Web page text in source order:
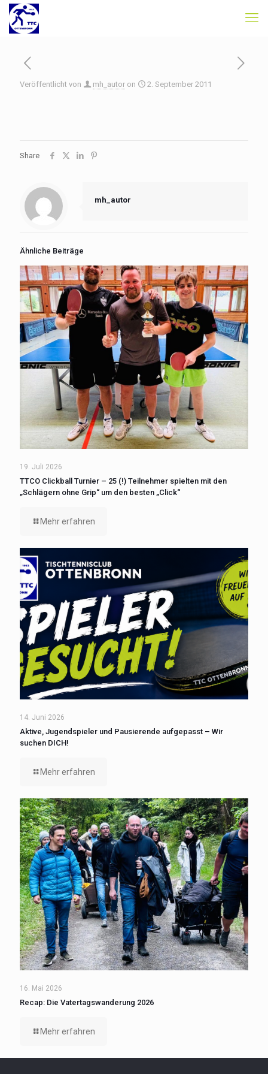
Veröffentlicht von mh_autor on 2. September 2011
Share
mh_autor
Ähnliche Beiträge
19. Juli 2026
TTCO Clickball Turnier – 25 (!) Teilnehmer spielten mit den
„Schlägern ohne Grip“ um den besten „Click“
Mehr erfahren
14. Juni 2026
Aktive, Jugendspieler und Pausierende aufgepasst – Wir
suchen DICH!
Mehr erfahren
16. Mai 2026
Recap: Die Vatertagswanderung 2026
Mehr erfahren